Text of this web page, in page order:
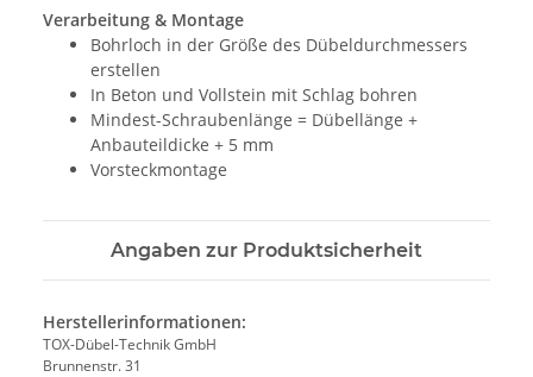
Verarbeitung & Montage
Bohrloch in der Größe des Dübeldurchmessers
erstellen
In Beton und Vollstein mit Schlag bohren
Mindest-Schraubenlänge = Dübellänge +
Anbauteildicke + 5 mm
Vorsteckmontage
Angaben zur Produktsicherheit
Herstellerinformationen:
TOX-Dübel-Technik GmbH
Brunnenstr. 31